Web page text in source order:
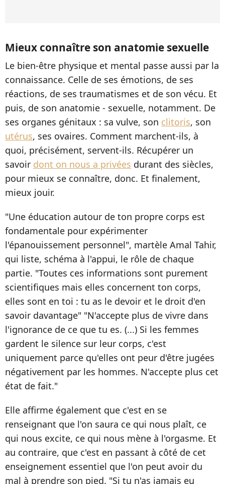
Mieux connaître son anatomie sexuelle
Le bien-être physique et mental passe aussi par la
connaissance. Celle de ses émotions, de ses
réactions, de ses traumatismes et de son vécu. Et
puis, de son anatomie - sexuelle, notamment. De
ses organes génitaux : sa vulve, son clitoris, son
utérus, ses ovaires. Comment marchent-ils, à
quoi, précisément, servent-ils. Récupérer un
savoir dont on nous a privées durant des siècles,
pour mieux se connaître, donc. Et finalement,
mieux jouir.
"Une éducation autour de ton propre corps est
fondamentale pour expérimenter
l'épanouissement personnel", martèle Amal Tahir,
qui liste, schéma à l'appui, le rôle de chaque
partie. "Toutes ces informations sont purement
scientifiques mais elles concernent ton corps,
elles sont en toi : tu as le devoir et le droit d'en
savoir davantage" "N'accepte plus de vivre dans
l'ignorance de ce que tu es. (...) Si les femmes
gardent le silence sur leur corps, c'est
uniquement parce qu'elles ont peur d'être jugées
négativement par les hommes. N'accepte plus cet
état de fait."
Elle affirme également que c'est en se
renseignant que l'on saura ce qui nous plaît, ce
qui nous excite, ce qui nous mène à l'orgasme. Et
au contraire, que c'est en passant à côté de cet
enseignement essentiel que l'on peut avoir du
mal à prendre son pied. "Si tu n'as jamais eu